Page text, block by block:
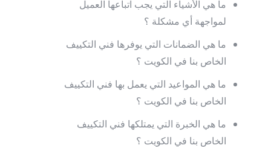
ما هي الأشياء التي يجب اتباعها العميل
لمواجهة أي مشكلة ؟
ما هي الضمانات التي يوفرها فني التكييف
الخاص بنا في الكويت ؟
ما هي المواعيد التي يعمل بها فني التكييف
الخاص بنا في الكويت ؟
ما هي الخبرة التي يمتلكها فني التكييف
الخاص بنا في الكويت ؟